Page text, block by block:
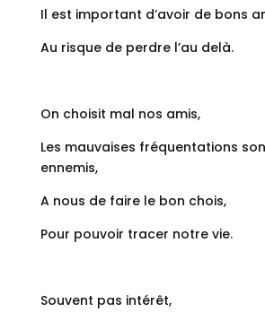
Il est important d’avoir de bons
Au risque de perdre l’au delà.
On choisit mal nos amis,
Les mauvaises fréquentations
ennemis,
A nous de faire le bon chois,
Pour pouvoir tracer notre vie.
Souvent pas intérêt,